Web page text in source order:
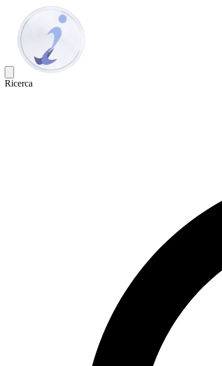
Ricerca